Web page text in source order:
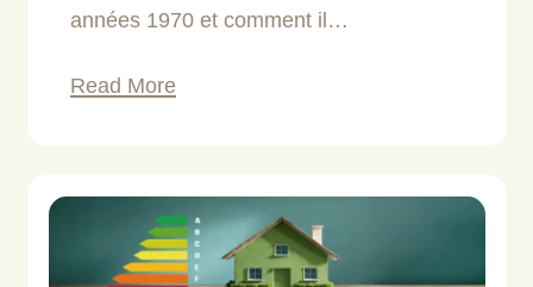
années 1970 et comment il…
Read More